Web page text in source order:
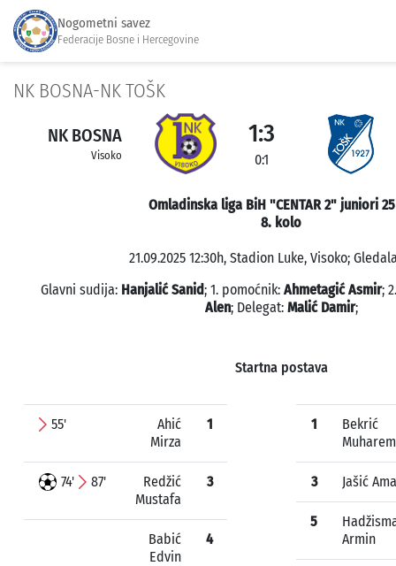
Nogometni savez
Federacije Bosne i Hercegovine
NK BOSNA-NK TOŠK
NK BOSNA
Visoko
1:3
0:1
Omladinska liga BiH "CENTAR 2" juniori
8. kolo
21.09.2025 12:30h, Stadion Luke, Visoko;
Glavni sudija: Hanjalić Sanid; 1. pomoćnik: Ahmetagić Asmir;
Alen; Delegat: Malić Damir;
Startna postava
55'
Ahić
Mirza
1
74' 87'
Redžić
Mustafa
3
Babić
Edvin
4
1
Bekrić
Muharem
3 Jašić
5
Armin